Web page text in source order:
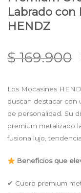
Labrado con
HENDZ
$169.900
Los Mocasines
buscan destacar con
de personalidad. Su
premium metalizado
fusiona lujo,
Beneficios que
✔ Cuero premium